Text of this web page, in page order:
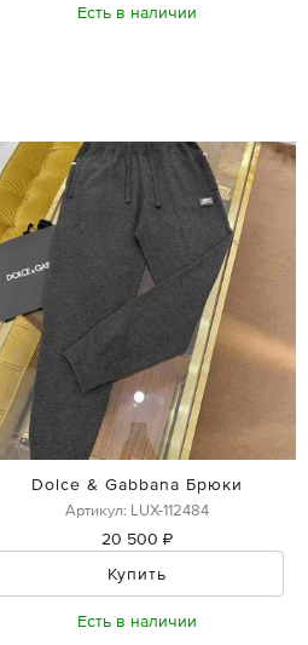
Есть в наличии
Dolce & Gabbana Брюки
Артикул: LUX-112484
20 500 ₽
Купить
Есть в наличии